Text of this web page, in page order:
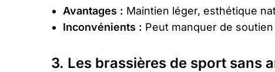
Avantages : Maintien léger, esthétique
Inconvénients : Peut manquer de
3. Les brassières de sport sans